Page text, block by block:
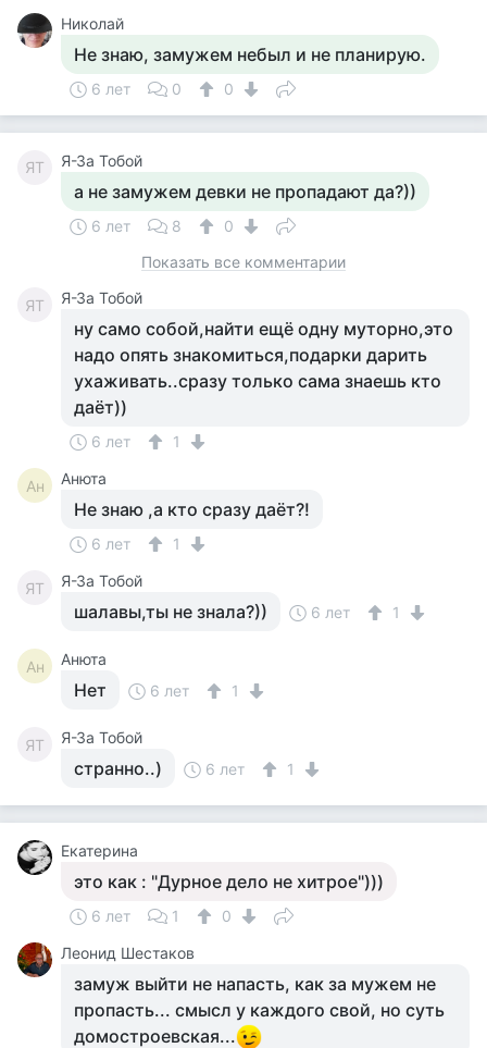
Николай
Не знаю, замужем небыл и не планирую.
6 лет 0 0
ЯТ Я-За Тобой
а не замужем девки не пропадают да?))
6 лет 8
0
Показать все комментарии
ЯТ Я-За Тобой
ну само собой,найти ещё одну муторно,это
надо опять знакомиться,подарки дарить
ухаживать..сразу только сама знаешь кто
даёт))
6 лет 1
Ан Анюта
Не знаю ,а кто сразу даёт?!
6 лет 1
ЯТ Я-За Тобой
шалавы,ты не знала?)) 6 лет 1
Ан Анюта
Нет 6 лет 1
ЯТ Я-За Тобой
странно..) 6 лет 1
Екатерина
это как : "Дурное дело не хитрое")))
6 лет 1
0
Леонид Шестаков
замуж выйти не напасть, как за мужем не
пропасть... смысл у каждого свой, но суть
домостроевская...